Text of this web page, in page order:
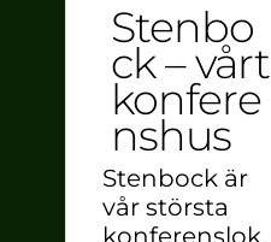
Stenbo
ck – vårt
konfere
nshus
Stenbock är
vår största
konferenslok